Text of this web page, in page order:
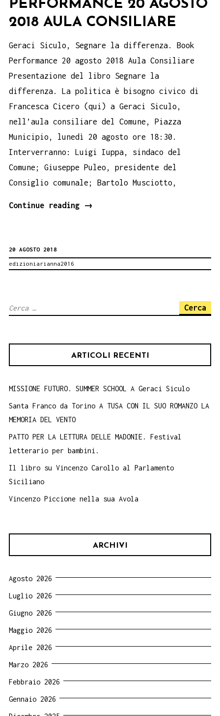
PERFORMANCE 20 AGOSTO
2018 AULA CONSILIARE
Geraci Siculo, Segnare la differenza. Book
Performance 20 agosto 2018 Aula Consiliare
Presentazione del libro Segnare la
differenza. La politica è bisogno civico di
Francesca Cicero (qui) a Geraci Siculo,
nell’aula consiliare del Comune, Piazza
Municipio, lunedì 20 agosto ore 18:30.
Interverranno: Luigi Iuppa, sindaco del
Comune; Giuseppe Puleo, presidente del
Consiglio comunale; Bartolo Musciotto,
Continue reading
Geraci
2018
Aula
→
20 AGOSTO 2018
edizioniarianna2016
Ricerca
ARTICOLI RECENTI
MISSIONE FUTURO. SUMMER SCHOOL A Geraci Siculo
Santa Franco da Torino A TUSA CON IL SUO ROMANZO LA
MEMORIA DEL VENTO
PATTO PER LA LETTURA DELLE MADONIE. Festival
letterario per bambini.
Il libro su Vincenzo Carollo al Parlamento
Siciliano
Vincenzo Piccione nella sua Avola
ARCHIVI
Agosto 2026
Luglio 2026
Giugno 2026
Maggio 2026
Aprile 2026
Marzo 2026
Febbraio 2026
Gennaio 2026